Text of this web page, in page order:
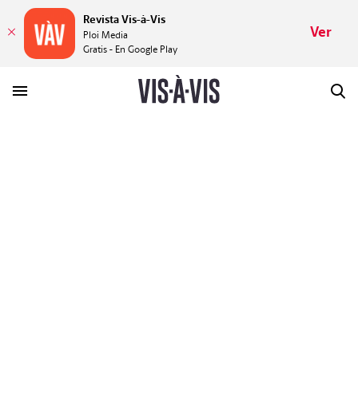
Revista Vis-à-Vis
Ploi Media
Gratis - En Google Play
Ver